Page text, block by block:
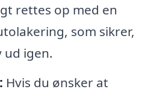
rettes op med en
som sikrer,
ud igen.
Hvis du ønsker at